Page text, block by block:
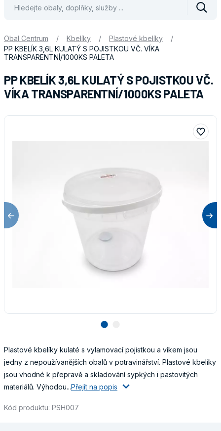
Obal Centrum / Kbelíky / Plastové kbelíky
/
PP KBELÍK 3,6L KULATÝ S POJISTKOU VČ. VÍKA
TRANSPARENTNÍ/1000KS PALETA
PP KBELÍK 3,6L KULATÝ S POJISTKOU VČ.
VÍKA TRANSPARENTNÍ/1000KS PALETA
lens
Plastové kbelíky kulaté s vylamovací pojistkou a víkem jsou
jedny z nepoužívanějších obalů v potravinářství. Plastové kbelíky
jsou vhodné k přepravě a skladování sypkých i pastovitých
materiálů. Výhodou...Přejít na popis
Kód produktu: PSH007